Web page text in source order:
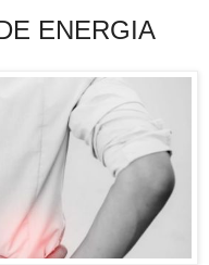
ENERGIA